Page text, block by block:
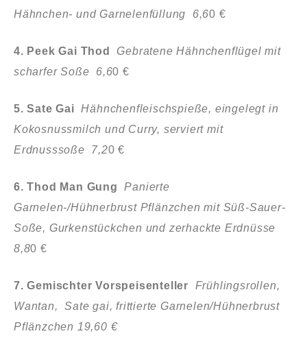
Hähnchen- und Garnelenfüllung 6,60 €
4. Peek Gai Thod
Gebratene Hähnchenflügel mit
scharfer Soße 6,60 €
5. Sate Gai
Hähnchenfleischspieße, eingelegt in
Kokosnussmilch und Curry, serviert mit
Erdnusssoße 7,20 €
6. Thod Man Gung
Panierte
Garnelen-/Hühnerbrust Pflänzchen mit Süß-Sauer-
Soße, Gurkenstückchen und zerhackte Erdnüsse
8,80 €
7. Gemischter Vorspeisenteller
Frühlingsrollen,
Wantan, Sate gai, frittierte Garnelen/Hühnerbrust
Pflänzchen 19,60 €